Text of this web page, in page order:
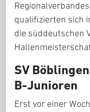
qualifizierten sich
die süddeutschen
SV
B-Junioren
Erst vor einer